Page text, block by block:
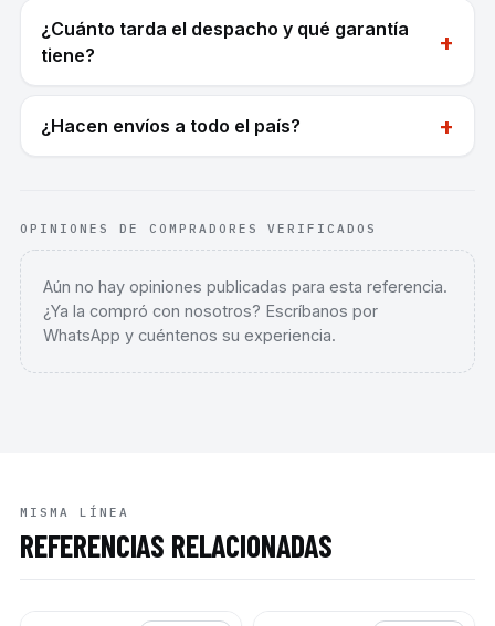
¿Cuánto tarda el despacho y qué garantía
tiene?
+
¿Hacen envíos a todo el país? +
OPINIONES DE COMPRADORES VERIFICADOS
Aún no hay opiniones publicadas para esta referencia.
¿Ya la compró con nosotros? Escríbanos por
WhatsApp y cuéntenos su experiencia.
MISMA LÍNEA
REFERENCIAS RELACIONADAS